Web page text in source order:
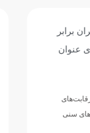
برابر
عنوان
سنی